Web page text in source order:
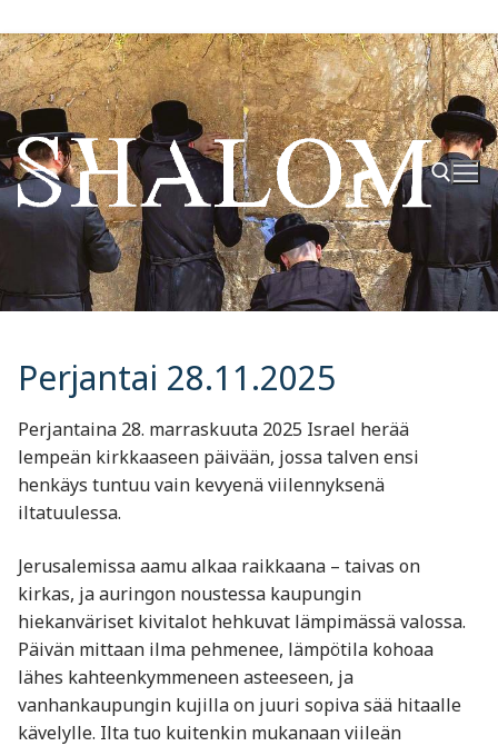
Hyppää
sisältöön
Hae:
Perjantai 28.11.2025
Perjantaina 28. marraskuuta 2025 Israel herää
lempeän kirkkaaseen päivään, jossa talven ensi
henkäys tuntuu vain kevyenä viilennyksenä
iltatuulessa.
Jerusalemissa aamu alkaa raikkaana – taivas on
kirkas, ja auringon noustessa kaupungin
hiekanväriset kivitalot hehkuvat lämpimässä valossa.
Päivän mittaan ilma pehmenee, lämpötila kohoaa
lähes kahteenkymmeneen asteeseen, ja
vanhankaupungin kujilla on juuri sopiva sää hitaalle
kävelylle. Ilta tuo kuitenkin mukanaan viileän